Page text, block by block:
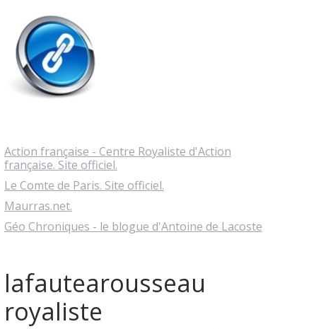
Action française - Centre Royaliste d'Action
française. Site officiel.
Le Comte de Paris. Site officiel.
Maurras.net.
Géo Chroniques - le blogue d'Antoine de Lacoste
lafautearousseau
royaliste